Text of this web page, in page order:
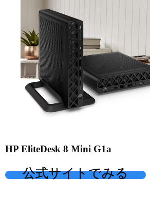
HP EliteDesk 8 Mini G1a
公式サイトでみる